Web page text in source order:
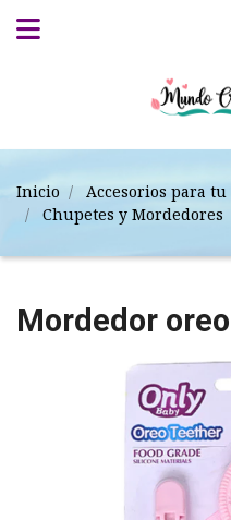
Inicio
Accesorios para tu
Chupetes y Mordedores
Mordedor oreo